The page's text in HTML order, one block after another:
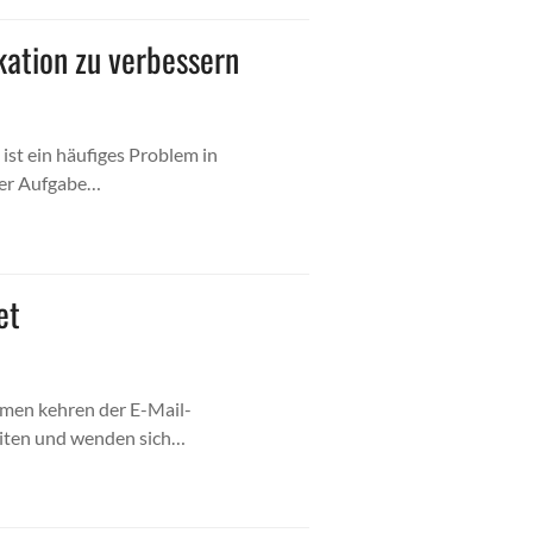
zu verbessern
ein häufiges Problem in
Aufgabe…
kehren der E-Mail-
und wenden sich…